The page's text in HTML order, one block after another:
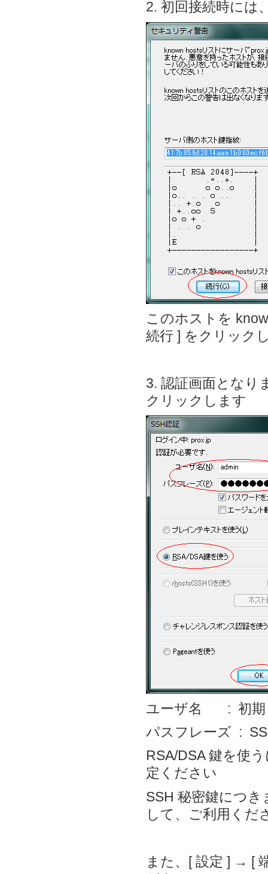
2. 初回接続時には
このホストを
続行 ] をクリック
3. 認証画面となり
クリックします
ユーザ名 : 初期
パスフレーズ :
RSA/DSA 鍵を使
定ください
SSH 秘密鍵につき
して、ご利用くだ
また、[ 設定 ] → [